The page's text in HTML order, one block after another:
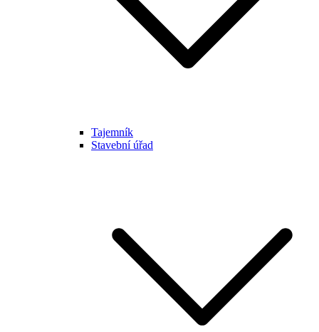
Tajemník
Stavební úřad